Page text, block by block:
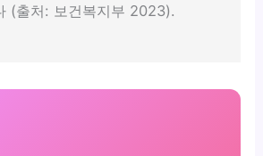
(출처: 보건복지부 2023).